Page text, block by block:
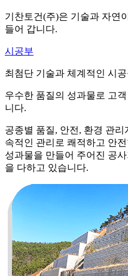
기찬토건(주)은 기술과 자연
들어 갑니다.
시공부
최첨단 기술과 체계적인 시
우수한 품질의 성과물로 고
니다.
공종별 품질, 안전, 환경 관리
속적인 관리로 쾌적하고 안
성과물을 만들어 주어진 공
을 다하고 있습니다.